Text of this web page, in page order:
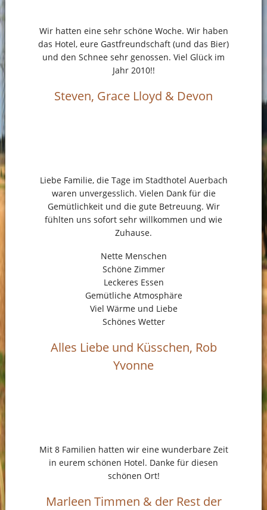
Wir hatten eine sehr schöne Woche. Wir haben
das Hotel, eure Gastfreundschaft (und das Bier)
und den Schnee sehr genossen. Viel Glück im
Jahr 2010!!
Steven, Grace Lloyd & Devon
Liebe Familie, die Tage im Stadthotel Auerbach
waren unvergesslich. Vielen Dank für die
Gemütlichkeit und die gute Betreuung. Wir
fühlten uns sofort sehr willkommen und wie
Zuhause.
Nette Menschen
Schöne Zimmer
Leckeres Essen
Gemütliche Atmosphäre
Viel Wärme und Liebe
Schönes Wetter
Alles Liebe und Küsschen, Rob
Yvonne
Mit 8 Familien hatten wir eine wunderbare Zeit
in eurem schönen Hotel. Danke für diesen
schönen Ort!
Marleen Timmen & der Rest der